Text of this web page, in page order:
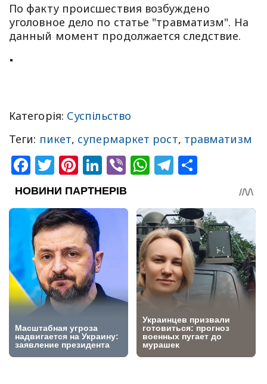
По факту происшествия возбуждено
уголовное дело по статье "травматизм". На
данный момент продолжается следствие.
Категорія: Суспільство
Теги: пикет, супермаркет рост, травматизм
Facebook
Twitter
Pinterest
LinkedIn
ViberWhatsApp
Telegram